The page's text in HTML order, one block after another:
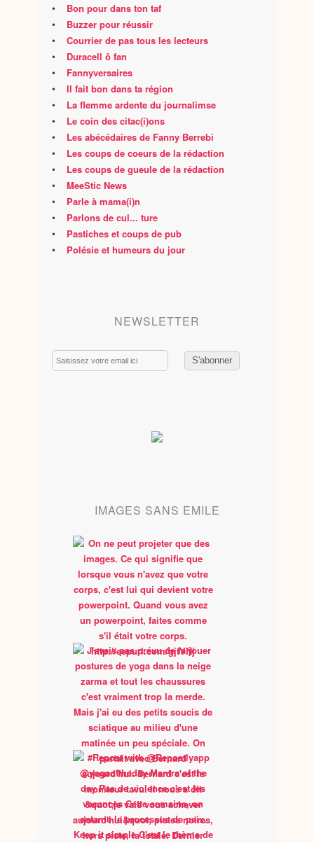
• Bon pour dans ton taf
• Buzzer pour réussir
• Courrier de pas tous les lecteurs
• Duracell ô fan
• Fannyversaires
• Il fait bon dans ta région
• La flemme ardente du journalimse
• Le coin des citac(i)ons
• Les abécédaires de Fanny Berrebi
• Les coups de coeurs de la rédaction
• Les coups de gueule de la rédaction
• MeeStic News
• Parle à mama(i)n
• Parlons de cul... ture
• Pastiches et coups de pub
• Polésie et humeurs du jour
NEWSLETTER
Email
IMAGES SANS EMILE